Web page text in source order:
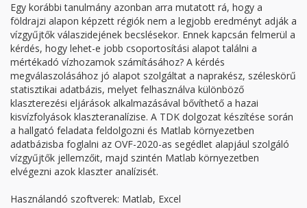
Egy korábbi tanulmány azonban arra mutatott rá, hogy a
földrajzi alapon képzett régiók nem a legjobb eredményt adják a
vízgyűjtők válaszidejének becslésekor. Ennek kapcsán felmerül a
kérdés, hogy lehet-e jobb csoportosítási alapot találni a
mértékadó vízhozamok számításához? A kérdés
megválaszolásához jó alapot szolgáltat a naprakész, széleskörű
statisztikai adatbázis, melyet felhasználva különböző
klaszterezési eljárások alkalmazásával bővíthető a hazai
kisvízfolyások klaszteranalízise. A TDK dolgozat készítése során
a hallgató feladata feldolgozni és Matlab környezetben
adatbázisba foglalni az OVF-2020-as segédlet alapjául szolgáló
vízgyűjtők jellemzőit, majd szintén Matlab környezetben
elvégezni azok klaszter analízisét.
Használandó szoftverek: Matlab, Excel